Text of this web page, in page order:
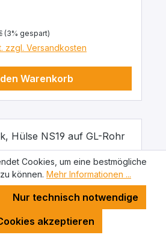
Preis:
(3% gespart)
zzgl. Versandkosten
Warenkorb
Cookies, um eine bestmögliche
können. Mehr Informationen ...
Nur technisch notwendige
akzeptieren